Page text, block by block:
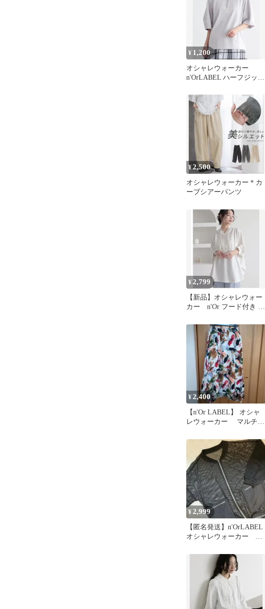
¥ 1,200
オシャレウォーカー
n'OrLABEL ハーフジップ
ー 新品
¥2,500
オシャレウォーカー＊カ
ーブシアーパンツ
¥ 2,799
【新品】オシャレウォー
カー n'Or フード付き 半
ト
¥2,400
【n'Or LABEL】 オシャ
レウォーカー マルチカ
¥2,999
【匿名発送】n′OrLABEL
オシャレウォーカー メ